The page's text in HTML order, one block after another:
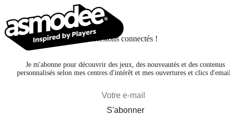
Restons connectés !
Je m'abonne pour découvrir des jeux, des nouveautés et des contenus
personnalisés selon mes centres d'intérêt et mes ouvertures et clics
S'abonner